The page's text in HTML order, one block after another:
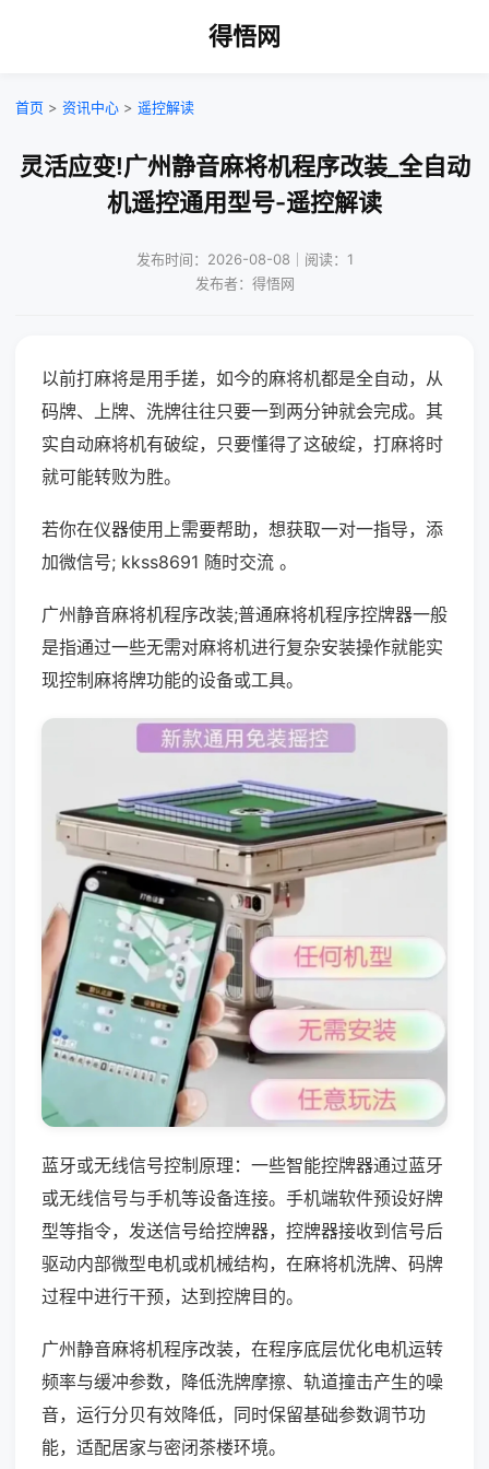
得悟网
首页 > 资讯中心 > 遥控解读
灵活应变!广州静音麻将机程序改装_全自动
机遥控通用型号-遥控解读
发布时间：2026-08-08｜阅读：1
发布者：得悟网
以前打麻将是用手搓，如今的麻将机都是全自动，从
码牌、上牌、洗牌往往只要一到两分钟就会完成。其
实自动麻将机有破绽，只要懂得了这破绽，打麻将时
就可能转败为胜。
若你在仪器使用上需要帮助，想获取一对一指导，添
加微信号; kkss8691 随时交流 。
广州静音麻将机程序改装;普通麻将机程序控牌器一般
是指通过一些无需对麻将机进行复杂安装操作就能实
现控制麻将牌功能的设备或工具。
蓝牙或无线信号控制原理：一些智能控牌器通过蓝牙
或无线信号与手机等设备连接。手机端软件预设好牌
型等指令，发送信号给控牌器，控牌器接收到信号后
驱动内部微型电机或机械结构，在麻将机洗牌、码牌
过程中进行干预，达到控牌目的。
广州静音麻将机程序改装，在程序底层优化电机运转
频率与缓冲参数，降低洗牌摩擦、轨道撞击产生的噪
音，运行分贝有效降低，同时保留基础参数调节功
能，适配居家与密闭茶楼环境。